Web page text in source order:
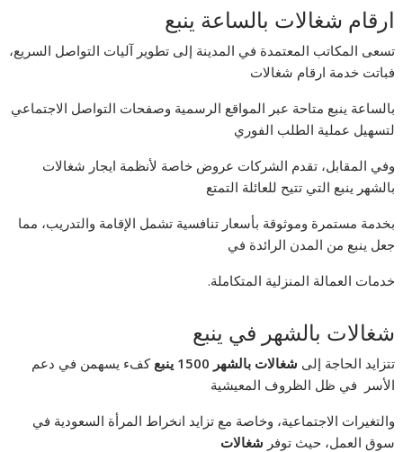
ارقام شغالات بالساعة ينبع
تسعى المكاتب المعتمدة في المدينة إلى تطوير آليات التواصل السريع،
فباتت خدمة ارقام شغالات
بالساعة ينبع متاحة عبر المواقع الرسمية وصفحات التواصل الاجتماعي
لتسهيل عملية الطلب الفوري
وفي المقابل، تقدم الشركات عروض خاصة لأنظمة ايجار شغالات
بالشهر ينبع التي تتيح للعائلة التمتع
بخدمة مستمرة وموثوقة بأسعار تنافسية تشمل الإقامة والتدريب، مما
جعل ينبع من المدن الرائدة في
خدمات العمالة المنزلية المتكاملة.
شغالات بالشهر في ينبع
تتزايد الحاجة إلى شغالات بالشهر 1500 ينبع
كفء يسهمن في دعم
الأسر في ظل الظروف المعيشية
والتغيرات الاجتماعية، وخاصة مع تزايد انخراط المرأة السعودية في
سوق العمل، حيث توفر شغالات